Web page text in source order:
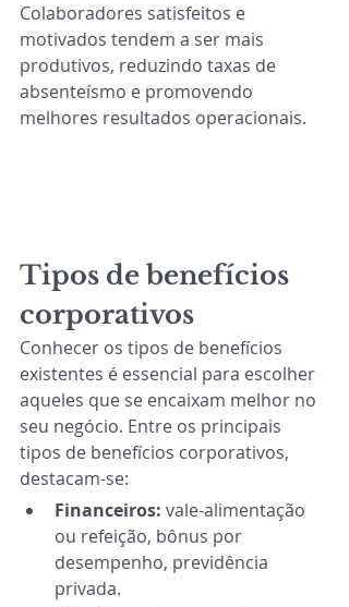
Colaboradores satisfeitos e
motivados tendem a ser mais
produtivos, reduzindo taxas de
absenteísmo e promovendo
melhores resultados operacionais.
Tipos de benefícios
corporativos
Conhecer os tipos de benefícios
existentes é essencial para escolher
aqueles que se encaixam melhor no
seu negócio. Entre os principais
tipos de benefícios corporativos,
destacam-se:
Financeiros: vale-alimentação
ou refeição, bônus por
desempenho, previdência
privada.